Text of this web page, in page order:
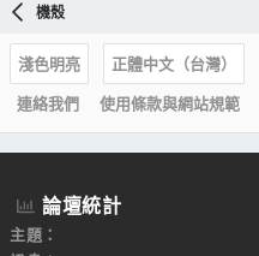
機殼
淺色明亮
正體中文（台灣）
連絡我們
使用條款與網站規範
論壇統計
主題